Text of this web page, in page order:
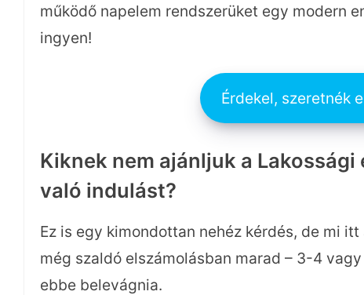
működő napelem rendszerüket egy modern
ingyen!
Érdekel, szeretnék
Kiknek nem ajánljuk a
való indulást?
Ez is egy kimondottan nehéz kérdés, de mi
még szaldó elszámolásban marad – 3-4
ebbe belevágnia.